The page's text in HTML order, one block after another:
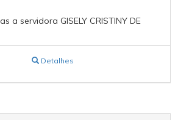
a servidora GISELY CRISTINY DE
Detalhes